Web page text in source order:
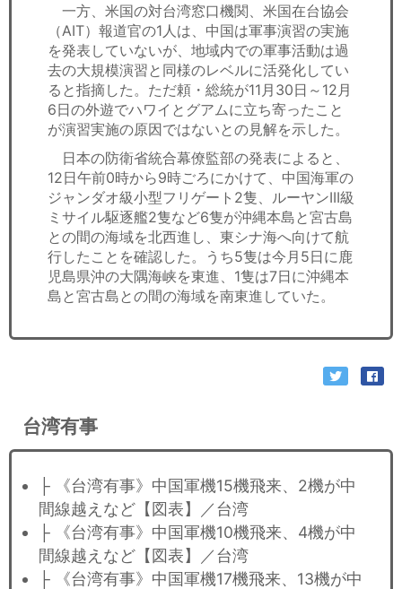
一方、米国の対台湾窓口機関、米国在台協会
（AIT）報道官の1人は、中国は軍事演習の実施
を発表していないが、地域内での軍事活動は過
去の大規模演習と同様のレベルに活発化してい
ると指摘した。ただ頼・総統が11月30日～12月
6日の外遊でハワイとグアムに立ち寄ったこと
が演習実施の原因ではないとの見解を示した。
日本の防衛省統合幕僚監部の発表によると、
12日午前0時から9時ごろにかけて、中国海軍の
ジャンダオ級小型フリゲート2隻、ルーヤンIII級
ミサイル駆逐艦2隻など6隻が沖縄本島と宮古島
との間の海域を北西進し、東シナ海へ向けて航
行したことを確認した。うち5隻は今月5日に鹿
児島県沖の大隅海峡を東進、1隻は7日に沖縄本
島と宮古島との間の海域を南東進していた。
台湾有事
├ 《台湾有事》中国軍機15機飛来、2機が中
間線越えなど【図表】／台湾
├ 《台湾有事》中国軍機10機飛来、4機が中
間線越えなど【図表】／台湾
├ 《台湾有事》中国軍機17機飛来、13機が中